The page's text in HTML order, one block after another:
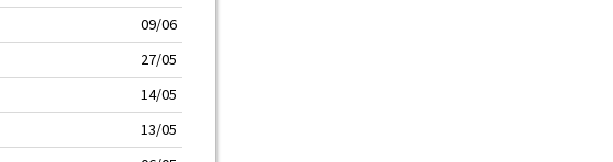
09/06
27/05
14/05
13/05